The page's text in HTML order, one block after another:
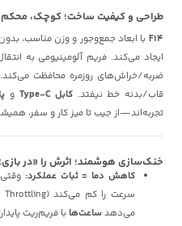
طراحی و کیفیت ساخت؛ کوچک،
F14 با ابعاد جمع‌وجور و وزن مناسب،
ضربه/خراش‌های روزمره محافظت می‌کند.
قاب/بدنه خط نیفتد. کابل Type-C و
تجربه‌اند—از جیب تا میز کار و سفر،
خنک‌سازی هوشمند؛ اثرش را «در
کاهش دما = ثبات عملکرد:
می‌دهدساعت‌ها با فریم‌ریت